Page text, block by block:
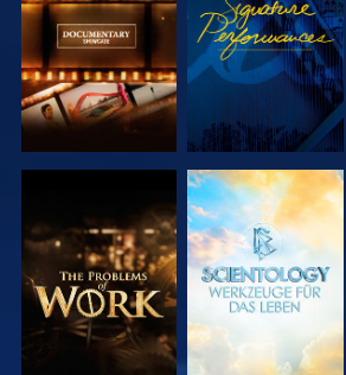
ENTDECKEN
SERIE
ENTDECKEN
SERIE
ENTDECKEN